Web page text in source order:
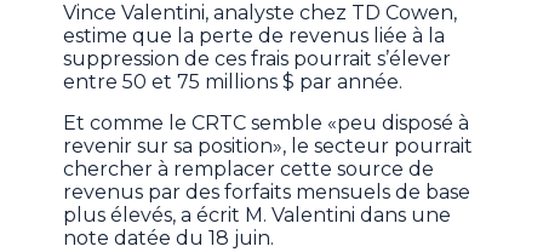
Vince Valentini, analyste chez TD Cowen,
estime que la perte de revenus liée à la
suppression de ces frais pourrait s’élever
entre 50 et 75 millions $ par année.
Et comme le CRTC semble «peu disposé à
revenir sur sa position», le secteur pourrait
chercher à remplacer cette source de
revenus par des forfaits mensuels de base
plus élevés, a écrit M. Valentini dans une
note datée du 18 juin.